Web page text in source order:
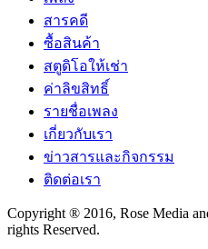
สารคดี
ซื้อสินค้า
สตูดิโอให้เช่า
ค่าลิขสิทธิ์
รายชื่อเพลง
เกี่ยวกับเรา
ข่าวสารและกิจกรรม
ติดต่อเรา
Copyright ® 2016, Rose Media
rights Reserved.